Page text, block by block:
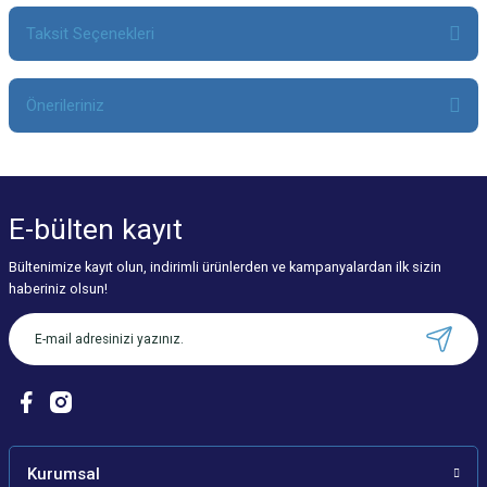
Bu ürüne ilk yorumu siz yapın!
Taksit Seçenekleri
Önerileriniz
Görüş ve önerileriniz için teşekkür ederiz.
Ürün resmi kalitesiz, bozuk veya görüntülenemiyor.
Ürün açıklamasında eksik bilgiler bulunuyor.
Ürün bilgilerinde hatalar bulunuyor.
Bu ürüne benzer farklı alternatifler olmalı.
E-bülten kayıt
Bültenimize kayıt olun, indirimli ürünlerden ve kampanyalardan ilk sizin
haberiniz olsun!
Kurumsal